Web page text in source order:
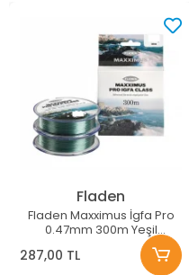
Fladen
Fladen Maxximus İgfa Pro
0.47mm 300m Yeşil
Monofilament Misina
287,00 TL